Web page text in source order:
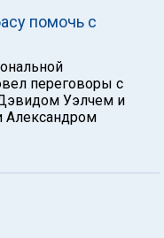
помочь с
переговоры с
Уэлчем и
Александром